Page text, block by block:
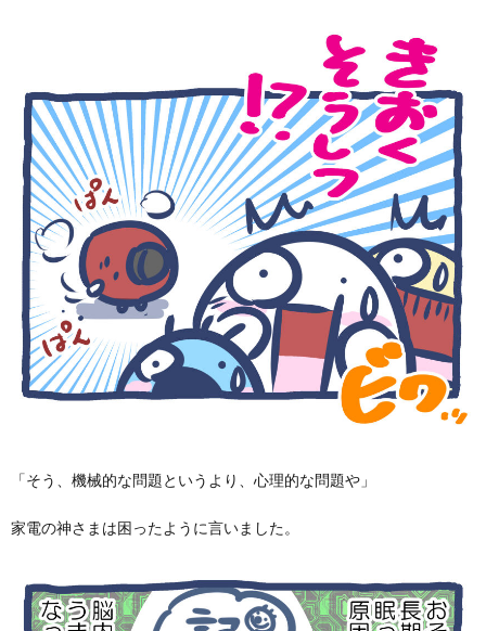
「そう、機械的な問題というより、心理的な問題や」
家電の神さまは困ったように言いました。